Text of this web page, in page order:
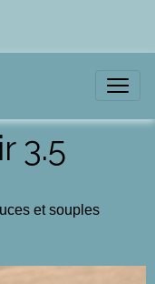
3.5
et souples